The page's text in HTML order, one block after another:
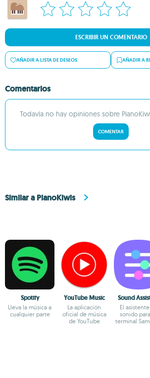
ESCRIBIR UN COMENTARIO
AÑADIR A LISTA DE DESEOS AÑADIR A
Comentarios
Todavía no hay opiniones sobre
COMENTAR
Similar a PianoKiwis
Spotify
Lleva la música a
cualquier parte
YouTube Music
La aplicación
oficial de música
de YouTube
Sound
El
sonido
terminal